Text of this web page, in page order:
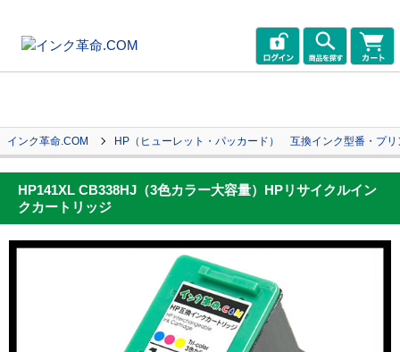
インク革命.COM HP（ヒューレット・パッカード） 互換インク型番・プリ
HP141XL CB338HJ（3色カラー大容量）HPリサイクルイン
クカートリッジ